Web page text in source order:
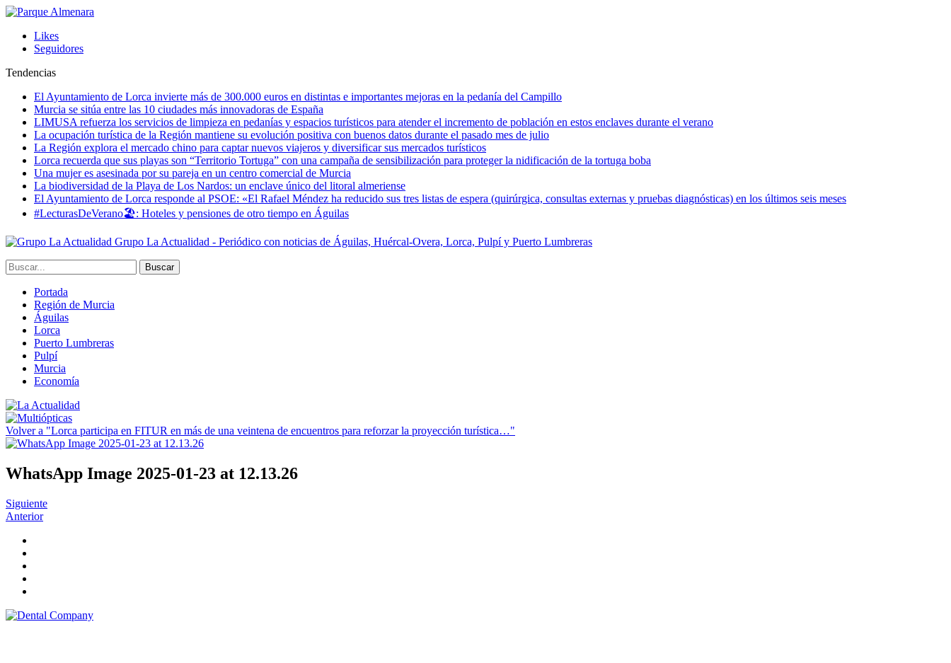
Likes
Seguidores
Tendencias
El Ayuntamiento de Lorca invierte más de 300.000 euros en distintas e importantes mejoras en la pedanía del Campillo
Murcia se sitúa entre las 10 ciudades más innovadoras de España
LIMUSA refuerza los servicios de limpieza en pedanías y espacios turísticos para atender el incremento de población en estos enclaves durante el verano
La ocupación turística de la Región mantiene su evolución positiva con buenos datos durante el pasado mes de julio
La Región explora el mercado chino para captar nuevos viajeros y diversificar sus mercados turísticos
Lorca recuerda que sus playas son “Territorio Tortuga” con una campaña de sensibilización para proteger la nidificación de la tortuga boba
Una mujer es asesinada por su pareja en un centro comercial de Murcia
La biodiversidad de la Playa de Los Nardos: un enclave único del litoral almeriense
El Ayuntamiento de Lorca responde al PSOE: «El Rafael Méndez ha reducido sus tres listas de espera (quirúrgica, consultas externas y pruebas diagnósticas) en los últimos seis meses
#LecturasDeVerano🏖: Hoteles y pensiones de otro tiempo en Águilas
Grupo La Actualidad - Periódico con noticias de Águilas, Huércal-Overa, Lorca, Pulpí y Puerto Lumbreras
Portada
Región de Murcia
Águilas
Lorca
Puerto Lumbreras
Pulpí
Murcia
Economía
Volver a "Lorca participa en FITUR en más de una veintena de encuentros para reforzar la proyección turística…"
WhatsApp Image 2025-01-23 at 12.13.26
Siguiente
Anterior